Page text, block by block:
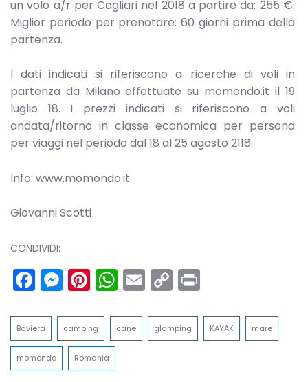
un volo a/r per Cagliari nel 2018 a partire da: 255 €.
Miglior periodo per prenotare: 60 giorni prima della
partenza.
I dati indicati si riferiscono a ricerche di voli in
partenza da Milano effettuate su momondo.it il 19
luglio 18. I prezzi indicati si riferiscono a voli
andata/ritorno in classe economica per persona
per viaggi nel periodo dal 18 al 25 agosto 2118.
Info: www.momondo.it
Giovanni Scotti
CONDIVIDI:
Facebook
Messenger
Pinterest
WhatsApp
Email
Copy
Link
Baviera camping cane glamping KAYAK mare
momondo Romania